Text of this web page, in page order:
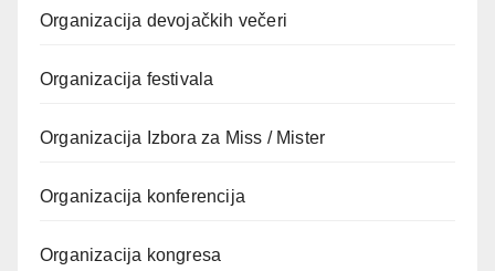
Organizacija devojačkih večeri
Organizacija festivala
Organizacija Izbora za Miss / Mister
Organizacija konferencija
Organizacija kongresa